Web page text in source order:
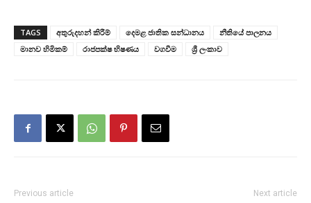
TAGS අතුරුදහන් කිරීම් දෙමළ ජාතික සන්ධානය
නීතියේ පාලනය
මානව හිමිකම්
රාජපක්ෂ භිෂණය වගවීම ශ්‍රී ලංකාව
Previous article Next article